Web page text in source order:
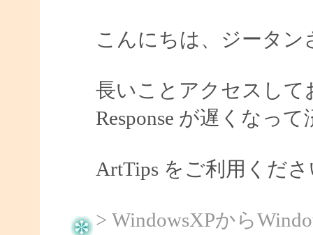
こんにちは、ジータン
長いことアクセスして
Response が遅くなっ
ArtTips をご利用くだ
> WindowsXPから